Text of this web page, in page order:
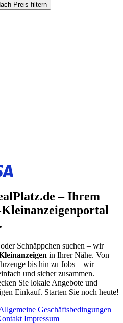
Preis filtern
– Ihrem
.
Schnäppchen suchen – wir
in Ihrer Nähe. Von
bis hin zu Jobs – wir
und sicher zusammen.
Sie lokale Angebote und
Einkauf. Starten Sie noch heute!
Geschäftsbedingungen
Impressum